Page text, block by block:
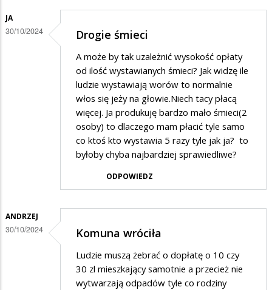
JA
30/10/2024 Drogie śmieci
A może by tak uzależnić wysokość opłaty
od ilość wystawianych śmieci? Jak widzę ile
ludzie wystawiają worów to normalnie
włos się jeży na głowie.Niech tacy płacą
więcej. Ja produkuję bardzo mało śmieci(2
osoby) to dlaczego mam płacić tyle samo
co ktoś kto wystawia 5 razy tyle jak ja? to
byłoby chyba najbardziej sprawiedliwe?
ODPOWIEDZ
ANDRZEJ
30/10/2024 Komuna wróciła
Ludzie muszą żebrać o dopłatę o 10 czy
30 zl mieszkający samotnie a przecież nie
wytwarzają odpadów tyle co rodziny